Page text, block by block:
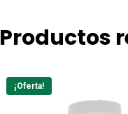
Productos
¡Oferta!